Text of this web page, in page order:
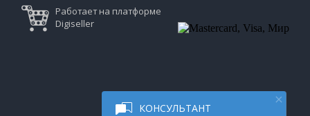
КОНСУЛЬТАНТ
Работает на платформе
Digiseller